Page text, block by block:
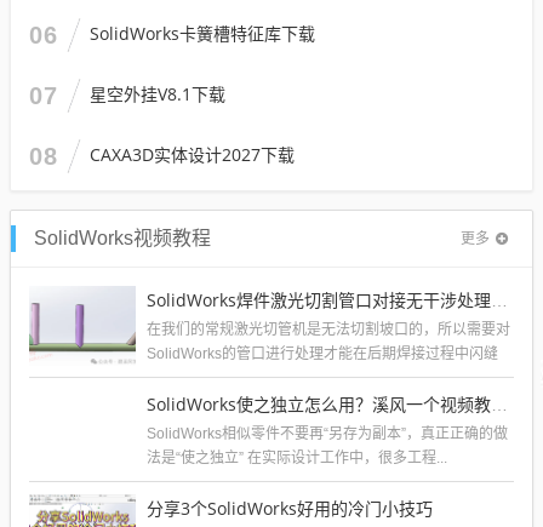
06 SolidWorks卡簧槽特征库下载
07 星空外挂V8.1下载
08 CAXA3D实体设计2027下载
SolidWorks视频教程 更多
在我们的常规激光切管机是无法切割坡口的，所以需要对
SolidWorks的管口进行处理才能在后期焊接过程中闪缝
小，同时方便对接无误差。溪风...
SolidWorks相似零件不要再“另存为副本”，真正正确的做
法是“使之独立” 在实际设计工作中，很多工程...
分享3个SolidWorks好用的冷门小技巧